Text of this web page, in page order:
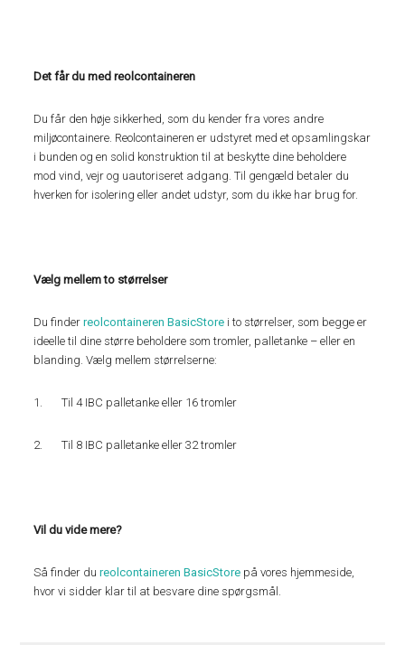
Det får du med reolcontaineren
Du får den høje sikkerhed, som du kender fra vores andre
miljøcontainere. Reolcontaineren er udstyret med et opsamlingskar
i bunden og en solid konstruktion til at beskytte dine beholdere
mod vind, vejr og uautoriseret adgang. Til gengæld betaler du
hverken for isolering eller andet udstyr, som du ikke har brug for.
Vælg mellem to størrelser
Du finderreolcontaineren BasicStore i to størrelser, som begge er
ideelle til dine større beholdere som tromler, palletanke – eller en
blanding. Vælg mellem størrelserne:
1. Til 4 IBC palletanke eller 16 tromler
2. Til 8 IBC palletanke eller 32 tromler
Vil du vide mere?
Så finder dureolcontaineren BasicStore på vores hjemmeside,
hvor vi sidder klar til at besvare dine spørgsmål.